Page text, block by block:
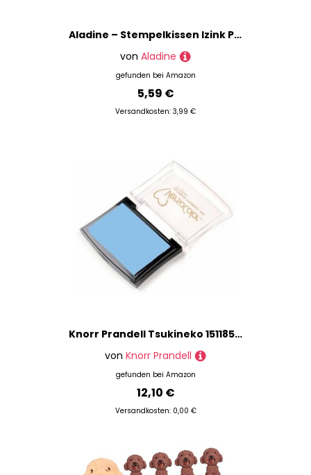
Aladine – Stempelkissen Izink Pigment Metall Gold – Stempelkissen goldfarben langsam trocknend – Scrapbooking, Embossing und kreative Karten – Größe M – 5 x 5 cm – Farbe Metallic Gold
von Aladine
gefunden bei Amazon
5,59 €
Versandkosten: 3,99 €
Knorr Prandell Tsukineko 1511851 Pigment Stempelkissen, 10 x 6 cm, hellblau
von Knorr Prandell
gefunden bei Amazon
12,10 €
Versandkosten: 0,00 €